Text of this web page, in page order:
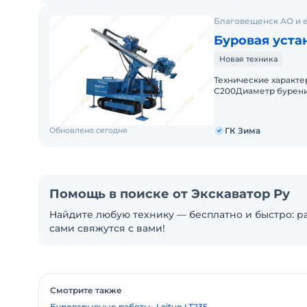
Благовещенск АО и
Буровая
Новая техника
Технические
C200Диаметр бурения, мм Φ150
Обновлено сегодня ГК Зима
Помощь в поиске от Экскаватор Ру
Найдите любую технику — бесплатно и быстро:
сами свяжутся с вами!
Смотрите также